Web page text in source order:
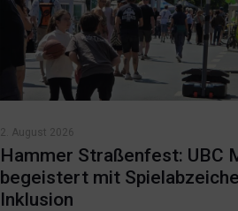
2. August 2026
Hammer Straßenfest: UBC
begeistert mit
Inklusion